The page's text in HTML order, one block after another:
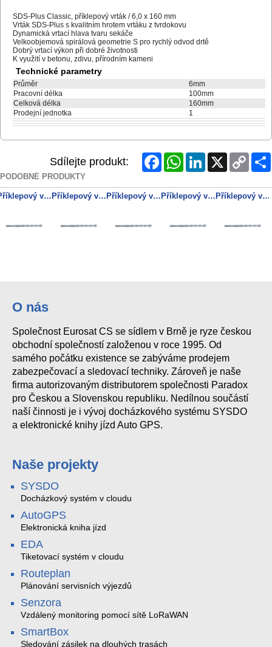
SDS-Plus Classic, příklepový vrták / 6,0 x 160 mm
Vrták SDS-Plus s kvalitním hrotem vrtáku z tvrdokovu
Dynamická vrtací hlava tvaru sekáče
Velkoobjemová spirálová geometrie S pro rychlý odvod drtě
Dobrý vrtací výkon při dobré životnosti
K využití v betonu, zdivu, přírodním kameni
Technické parametry
Průměr
6mm
Pracovní délka
100mm
Celková délka
160mm
Prodejní jednotka
1
Sdílejte produkt: FacebookWhatsAppLinkedInX
Copy
Link
PODOBNÉ PRODUKTY
Příklepový vrták SDS-plus Pro 4 / 12,0 x 1000 mm Příklepový vrták SDS-plus Pro 4 / 10,0 x 1000 mm Příklepový vrták SDS-plus Pro 4 / 10,0 x 110 mm Příklepový vrták SDS-plus Pro 4 / 12,0 x 260 mm Příklepový vrták SDS-plus Pro 4 / 10,0 x 160 mm
O nás
Společnost Eurosat CS se sídlem v Brně je ryze českou
obchodní společností založenou v roce 1995. Od
samého počátku existence se zabýváme prodejem
zabezpečovací a sledovací techniky. Zároveň je naše
firma autorizovaným distributorem společnosti Paradox
pro Českou a Slovenskou republiku. Nedílnou součástí
naší činnosti je i vývoj docházkového systému SYSDO
a elektronické knihy jízd Auto GPS.
Naše projekty
SYSDO
Docházkový systém v cloudu
AutoGPS
Elektronická kniha jízd
EDA
Tiketovací systém v cloudu
Routeplan
Plánování servisních výjezdů
Senzora
Vzdálený monitoring pomocí sítě LoRaWAN
SmartBox
Sledování zásilek na dlouhých trasách